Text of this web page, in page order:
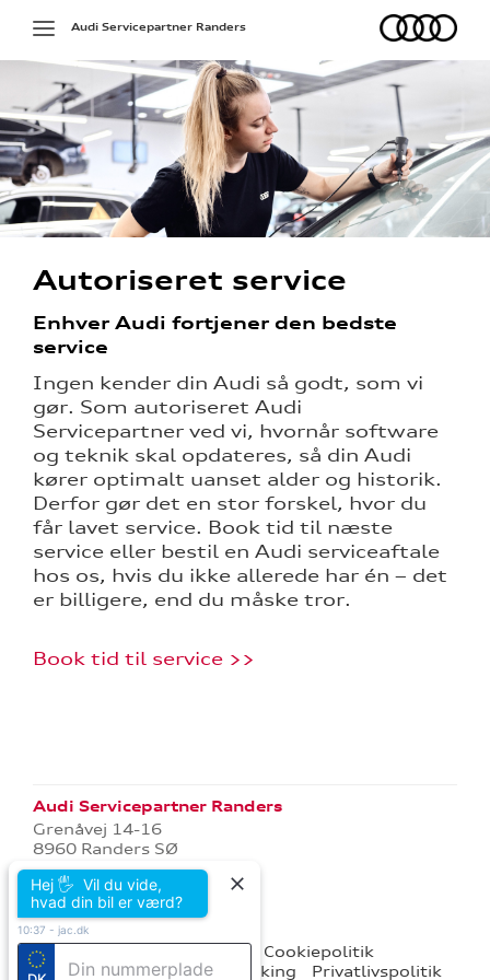
service
værkstedet
til
Toggle
navigation
Audi
Audi Servicepartner Randers
Autoriseret service
Enhver Audi fortjener den bedste
service
Ingen kender din Audi så godt, som vi
gør. Som autoriseret Audi
Servicepartner ved vi, hvornår software
og teknik skal opdateres, så din Audi
kører optimalt uanset alder og historik.
Derfor gør det en stor forskel, hvor du
får lavet service. Book tid til næste
service eller bestil en Audi serviceaftale
hos os, hvis du ikke allerede har én – det
er billigere, end du måske tror.
Book tid til service >>
Audi Servicepartner Randers
Grenåvej 14-16
8960 Randers SØ
Tlf.:86 42 77 00
E-mail:kontakt@jac.dk
CVR: 20014539
audi.dk
Cookiepolitik
Betingelser for online booking
Privatlivspolitik
Hej 🖐 Vil du vide,
hvad din bil er værd?
10:37 - jac.dk